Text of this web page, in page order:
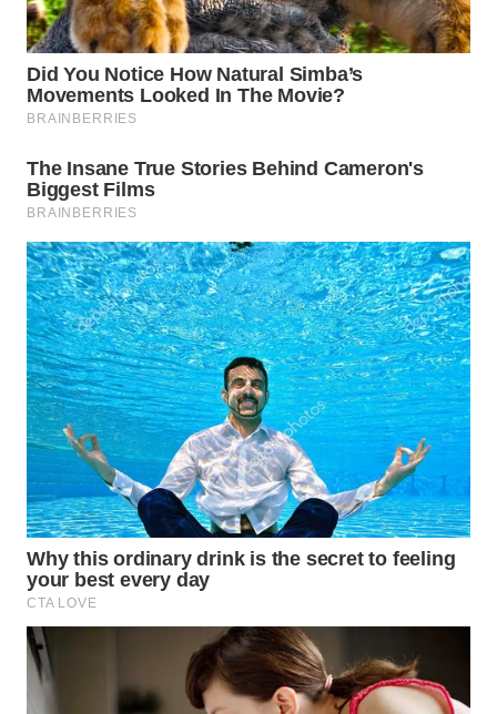
TRAVEL
TV
ID
WAHANANEWS
CO ID
WAHANANEWS
NET
WAHANA
SPORT
WAHANA
UMKM
WAHANA